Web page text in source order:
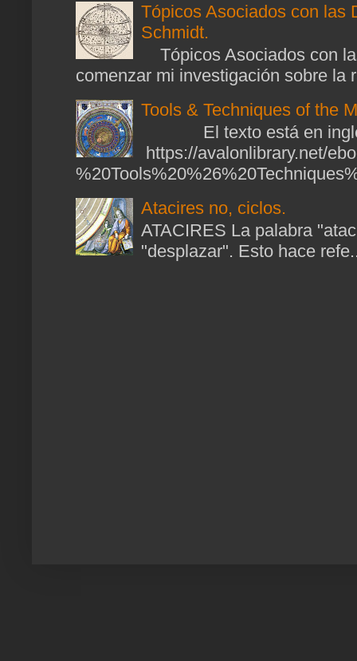
Tópicos Asociados con las
Schmidt.
Tópicos Asociados con
comenzar mi investigación sobre la
Tools & Techniques of the
El texto está en
https://avalonlibrary.net/
Atacires no, ciclos.
ATACIRES La palabra
"desplazar". Esto hace